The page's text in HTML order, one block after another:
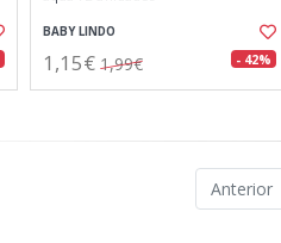
BABY LINDO
1,15€ 1,99€ - 42%
Anterior